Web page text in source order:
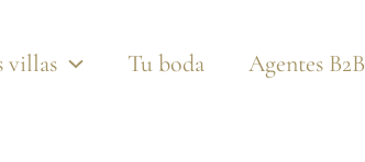
villas Tu boda Agentes B2B